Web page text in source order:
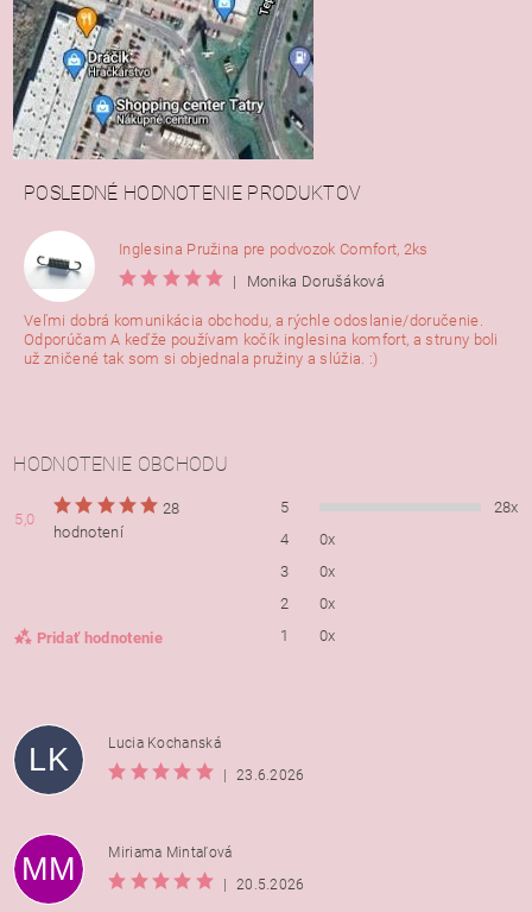
POSLEDNÉ HODNOTENIE PRODUKTOV
Inglesina Pružina pre podvozok Comfort, 2ks
|
Monika Dorušáková
Veľmi dobrá komunikácia obchodu, a rýchle odoslanie/doručenie.
Odporúčam A keďže používam kočík inglesina komfort, a struny boli
už zničené tak som si objednala pružiny a slúžia. :)
HODNOTENIE OBCHODU
5,0
28
hodnotení
Pridať hodnotenie
5
28x
4
0x
3
0x
2
0x
1
0x
LK
Lucia Kochanská
23.6.2026
MM
Miriama Mintaľová
20.5.2026